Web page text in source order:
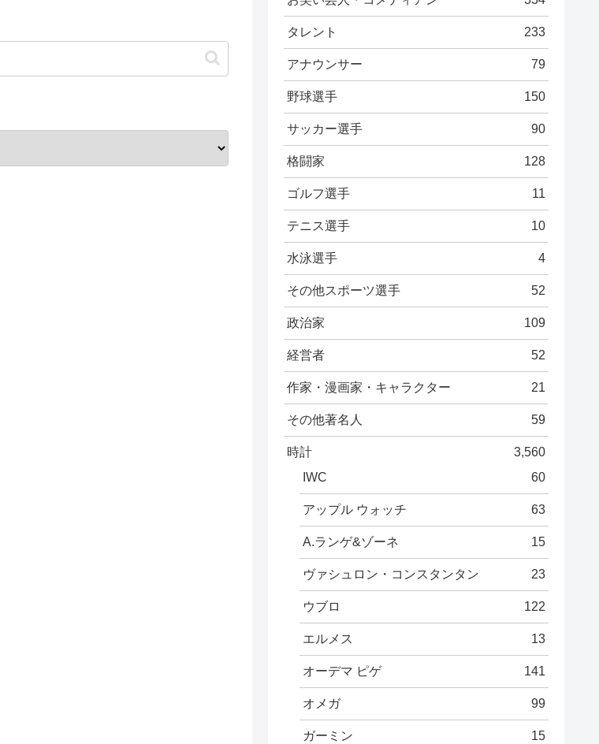
タレント 233
アナウンサー 79
野球選手 150
サッカー選手 90
格闘家 128
ゴルフ選手 11
テニス選手 10
水泳選手 4
その他スポーツ選手 52
政治家 109
経営者 52
作家・漫画家・キャラクター 21
その他著名人 59
時計
3,560
IWC
60
アップル ウォッチ 63
A.ランゲ&ゾーネ 15
ヴァシュロン・コンスタンタン 23
ウブロ 122
エルメス 13
オーデマ ピゲ 141
オメガ 99
ガーミン 15